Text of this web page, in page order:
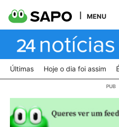
MENU
Últimas Hoje o dia foi assim